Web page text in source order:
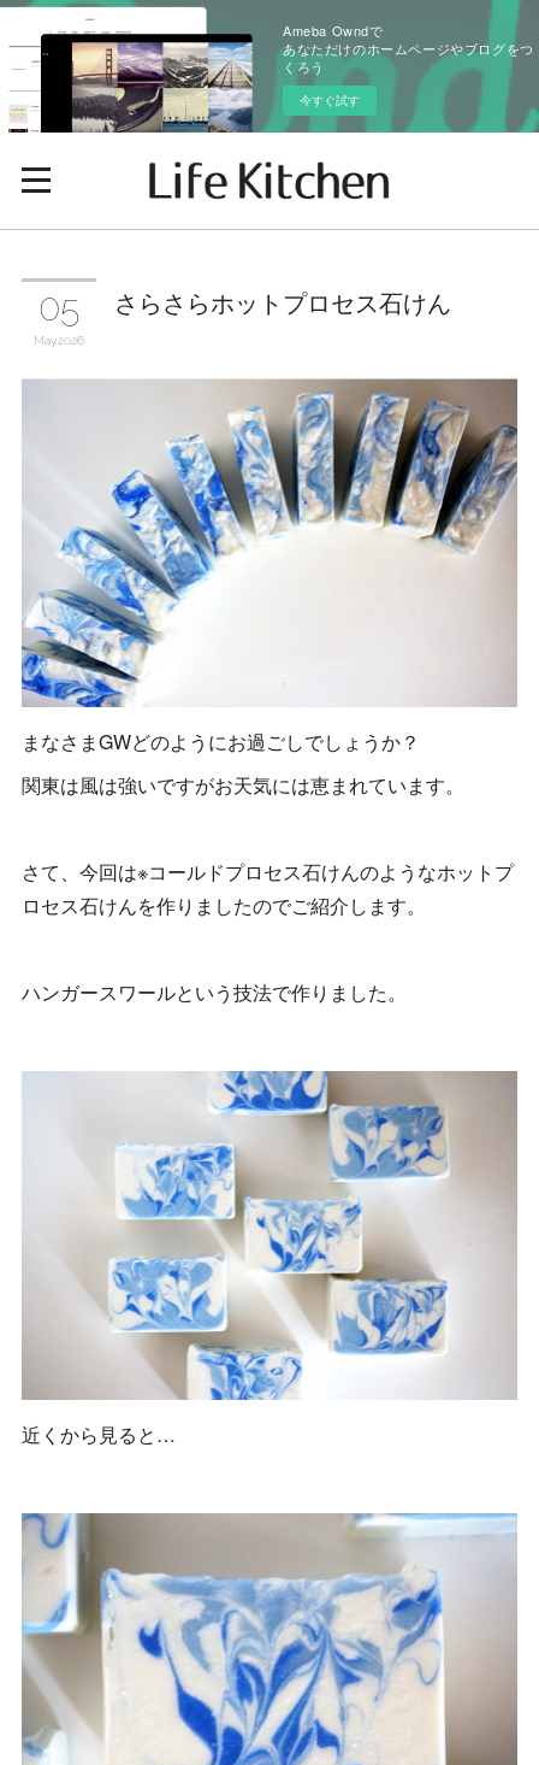
Ameba Owndで
あなただけのホームページやブログをつ
くろう
今すぐ試す
05
May 2026
さらさらホットプロセス石けん
まなさまGWどのようにお過ごしでしょうか？
関東は風は強いですがお天気には恵まれています。
さて、今回は※コールドプロセス石けんのようなホットプ
ロセス石けんを作りましたのでご紹介します。
ハンガースワールという技法で作りました。
近くから見ると…